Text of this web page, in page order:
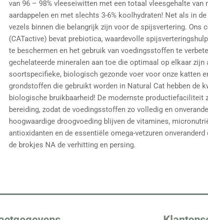
van 96 – 98% vleeseiwitten met een totaal vleesgehalte van
aardappelen en met slechts 3-6% koolhydraten! Net als in
vezels binnen die belangrijk zijn voor de spijsvertering. Ons
(CATactive) bevat prebiotica, waardevolle
te beschermen en het gebruik van voedingsstoffen te
gechelateerde mineralen aan toe die optimaal op elkaar
soortspecifieke, biologisch gezonde voer voor onze katten
grondstoffen die gebruikt worden in Natural Cat hebben de
biologische bruikbaarheid! De modernste productiefaciliteit
bereiding, zodat de voedingsstoffen zo volledig en
hoogwaardige droogvoeding blijven de vitamines,
antioxidanten en de essentiële omega-vetzuren
de brokjes NA de verhitting en persing.